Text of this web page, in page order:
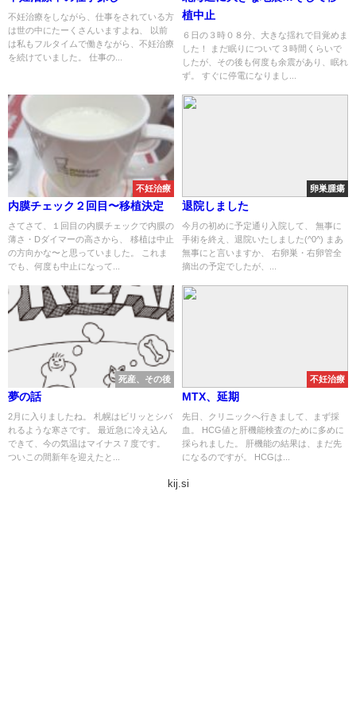
不妊治療をしながら、仕事をされている方
は世の中にたーくさんいますよね、 以前
は私もフルタイムで働きながら、不妊治療
を続けていました。 仕事の...
植中止
６日の３時０８分、大きな揺れで目覚めま
した！ まだ眠りについて３時間くらいで
したが、その後も何度も余震があり、眠れ
ず。 すぐに停電になりまし...
不妊治療
内膜チェック２回目〜移植決定
さてさて、１回目の内膜チェックで内膜の
薄さ・Dダイマーの高さから、 移植は中止
の方向かな〜と思っていました。 これま
でも、何度も中止になって...
卵巣腫瘍
退院しました
今月の初めに予定通り入院して、 無事に
手術を終え、退院いたしました(^0^) まあ
無事にと言いますか、 右卵巣・右卵管全
摘出の予定でしたが、...
死産、その後
夢の話
2月に入りましたね。 札幌はビリッとシバ
れるような寒さです。 最近急に冷え込ん
できて、今の気温はマイナス７度です。
ついこの間新年を迎えたと...
不妊治療
MTX、延期
先日、クリニックへ行きまして、まず採
血。 HCG値と肝機能検査のために多めに
採られました。 肝機能の結果は、まだ先
になるのですが。 HCGは...
kij.si